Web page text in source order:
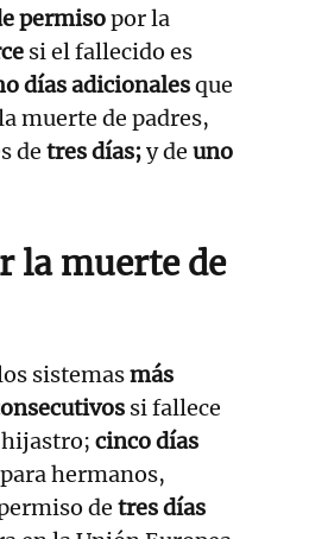
permisopor la
si el fallecido es
días adicionalesque
muerte de padres,
de tres días;y de uno
la muerte de
sistemasmás
si fallece
hijastro; cinco días
para hermanos,
de tres días